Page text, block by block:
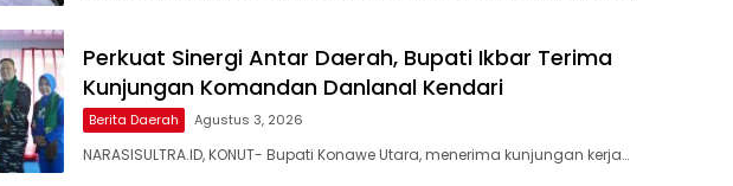
Perkuat Sinergi Antar Daerah, Bupati Ikbar Terima
Kunjungan Komandan Danlanal Kendari
Berita Daerah Agustus 3, 2026
NARASISULTRA.ID, KONUT- Bupati Konawe Utara, menerima kunjungan kerja…